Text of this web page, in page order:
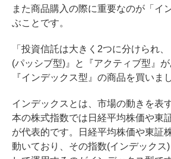
また商品購入の際に重要なのが「イ
ぶことです。
「投資信託は大きく2つに分けられ
(パッシブ型)』と『アクティブ型』
『インデックス型』の商品を買いま
インデックスとは、市場の動きを表
本の株式指数では日経平均株価や東
が代表的です。日経平均株価や東証
動いており、その指数(インデックス